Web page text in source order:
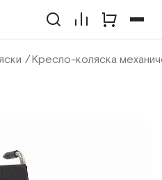
Кресло-коляска